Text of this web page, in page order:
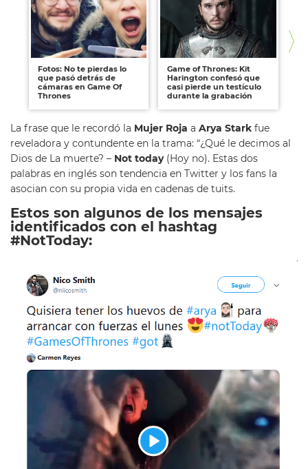
Fotos: No te pierdas lo
que pasó detrás de
cámaras en Game Of
Thrones
Game of Thrones: Kit
Harington confesó que
casi pierde un testículo
durante la grabación
La frase que le recordó la Mujer Roja a Arya Stark fue
reveladora y contundente en la trama: “¿Qué le decimos al
Dios de La muerte? – Not today(Hoy no). Estas dos
palabras en inglés son tendencia en Twitter y los fans la
asocian con su propia vida en cadenas de tuits.
Estos son algunos de los mensajes
identificados con el hashtag
#NotToday: